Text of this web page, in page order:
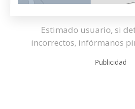
Estimado usuario, si
incorrectos, infórmanos
Publicidad